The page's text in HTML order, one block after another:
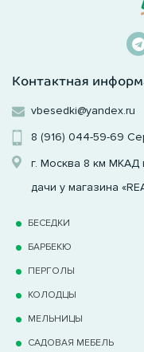
Контактная
vbesedki@yandex.ru
8 (916) 044-59-69
г. Москва 8 км МКАД
дачи у магазина
БЕСЕДКИ
БАРБЕКЮ
ПЕРГОЛЫ
КОЛОДЦЫ
МЕЛЬНИЦЫ
САДОВАЯ МЕБЕЛЬ